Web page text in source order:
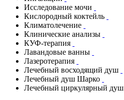
Исследование мочи
Кислородный коктейль
Климатолечение
Клинические анализы
КУФ-терапия
Лавандовые ванны
Лазеротерапия
Лечебный восходящий душ
Лечебный душ Шарко
Лечебный циркулярный душ